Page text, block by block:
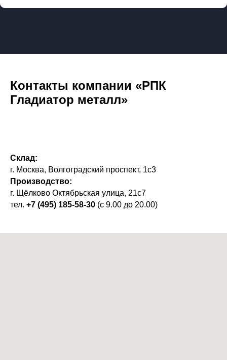
Контакты компании «РПК
Гладиатор металл»
Склад:
г. Москва, Волгоградский проспект, 1с3
Производство:
г. Щёлково Октябрьская улица, 21с7
тел. +7 (495) 185-58-30 (с 9.00 до 20.00)